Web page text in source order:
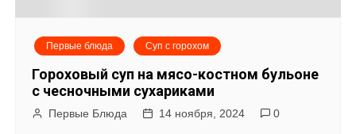
м
Первые блюда Суп с горохом
Гороховый суп на мясо-костном бульоне
с чесночными сухариками
Первые Блюда 14 ноября, 2024 0